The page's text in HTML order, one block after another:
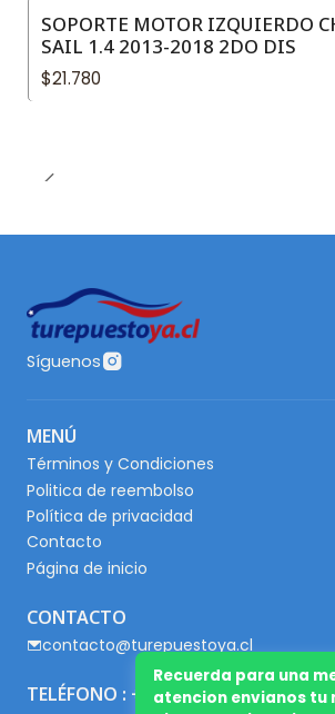
SOPORTE MOTOR IZQUIERDO
SAIL 1.4 2013-2018 2DO DIS
$21.780
Síguenos
MENÚ
Términos y Condiciones
Politica de reembolso
Política de privacidad
Contacto
Página de inicio
CONTACTO
contacto@turepuestoya.cl
TELÉFONO : +56 9 65667345
Recuerda para una
atencion envianos tu